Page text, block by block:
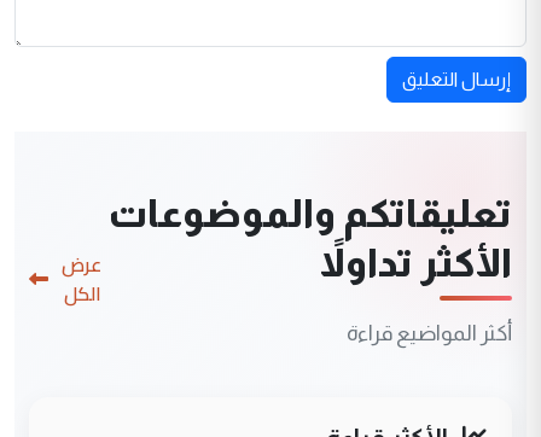
إرسال التعليق
تعليقاتكم والموضوعات
الأكثر تداولاً
أكثر المواضيع قراءة
عرض
الكل